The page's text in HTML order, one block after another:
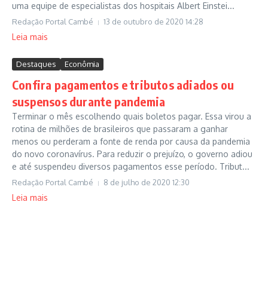
uma equipe de especialistas dos hospitais Albert Einstei...
Redação Portal Cambé 13 de outubro de 2020 14:28
Leia mais
Destaques Econômia
Confira pagamentos e tributos adiados ou
suspensos durante pandemia
Terminar o mês escolhendo quais boletos pagar. Essa virou a
rotina de milhões de brasileiros que passaram a ganhar
menos ou perderam a fonte de renda por causa da pandemia
do novo coronavírus. Para reduzir o prejuízo, o governo adiou
e até suspendeu diversos pagamentos esse período. Tribut...
Redação Portal Cambé 8 de julho de 2020 12:30
Leia mais